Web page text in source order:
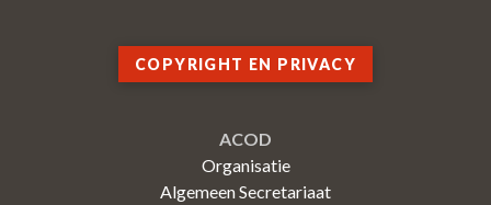
COPYRIGHT EN PRIVACY
ACOD
Organisatie
Algemeen Secretariaat